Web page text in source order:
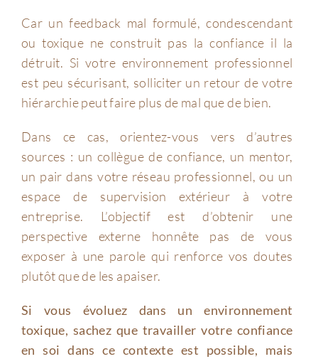
Car un feedback mal formulé, condescendant
ou toxique ne construit pas la confiance il la
détruit. Si votre environnement professionnel
est peu sécurisant, solliciter un retour de votre
hiérarchie peut faire plus de mal que de bien.
Dans ce cas, orientez-vous vers d’autres
sources : un collègue de confiance, un mentor,
un pair dans votre réseau professionnel, ou un
espace de supervision extérieur à votre
entreprise. L’objectif est d’obtenir une
perspective externe honnête pas de vous
exposer à une parole qui renforce vos doutes
plutôt que de les apaiser.
Si vous évoluez dans un environnement
toxique, sachez que travailler votre confiance
en soi dans ce contexte est possible, mais